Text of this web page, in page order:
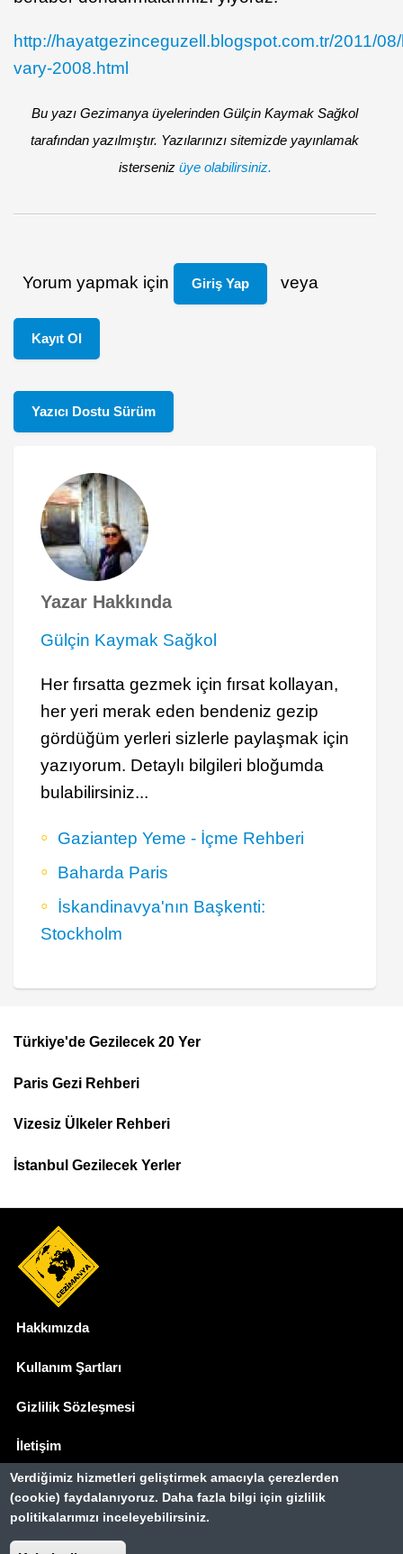
http://hayatgezinceguzell.blogspot.com.tr/2011/
vary-2008.html
Bu yazı Gezimanya üyelerinden Gülçin Kaymak Sağkol
tarafından yazılmıştır. Yazılarınızı sitemizde yayınlamak
isterseniz üye olabilirsiniz.
Yorum yapmak için Giriş Yap veya
Kayıt Ol
Yazıcı Dostu Sürüm
Yazar Hakkında
Gülçin Kaymak Sağkol
Her fırsatta gezmek için fırsat kollayan,
her yeri merak eden bendeniz gezip
gördüğüm yerleri sizlerle paylaşmak için
yazıyorum. Detaylı bilgileri bloğumda
bulabilirsiniz...
Gaziantep Yeme - İçme Rehberi
Baharda Paris
İskandinavya'nın Başkenti:
Stockholm
Top
Menu
Türkiye'de Gezilecek 20 Yer
Paris Gezi Rehberi
Vizesiz Ülkeler Rehberi
İstanbul Gezilecek Yerler
Hakkımızda
Kullanım Şartları
Gizlilik Sözleşmesi
İletişim
Basında Biz
Gezimanya Turizm, TÜRSAB'a kayıtlı bir
Verdiğimiz hizmetleri geliştirmek amacıyla çerezlerden
(cookie) faydalanıyoruz. Daha fazla bilgi için gizlilik
politikalarımızı inceleyebilirsiniz.